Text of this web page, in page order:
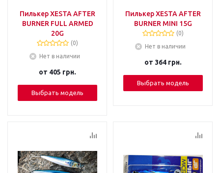
Пилькер XESTA AFTER
BURNER FULL ARMED
20G
(0)
Нет в наличии
от 405 грн.
Выбрать модель
Пилькер XESTA AFTER
BURNER MINI 15G
(0)
Нет в наличии
от 364 грн.
Выбрать модель